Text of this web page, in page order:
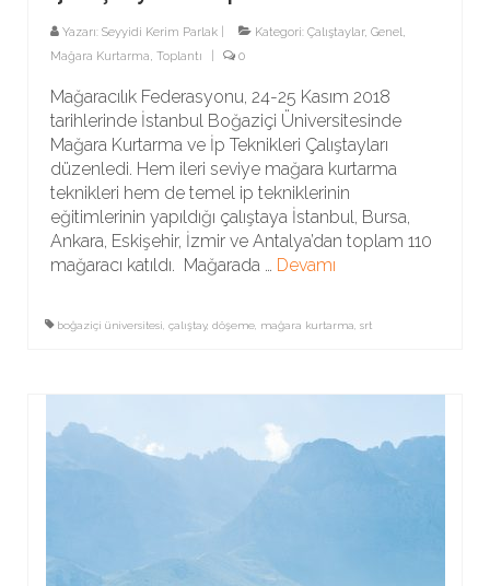
Yazarı: Seyyidi Kerim Parlak Kategori: Çalıştaylar, Genel,
Mağara Kurtarma, Toplantı 0
Mağaracılık Federasyonu, 24-25 Kasım 2018
tarihlerinde İstanbul Boğaziçi Üniversitesinde
Mağara Kurtarma ve İp Teknikleri Çalıştayları
düzenledi. Hem ileri seviye mağara kurtarma
teknikleri hem de temel ip tekniklerinin
eğitimlerinin yapıldığı çalıştaya İstanbul, Bursa,
Ankara, Eskişehir, İzmir ve Antalya’dan toplam 110
mağaracı katıldı. Mağarada … Devamı
boğaziçi üniversitesi çalıştay, döşeme mağara kurtarma srt